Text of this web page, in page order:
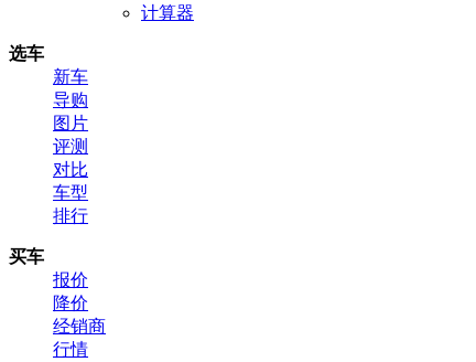
计算器
选车
新车
导购
图片
评测
对比
车型
排行
买车
报价
降价
经销商
行情